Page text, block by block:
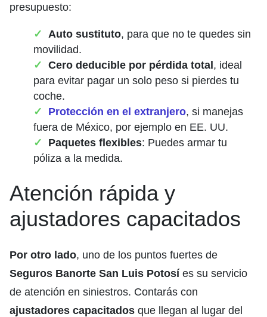
presupuesto:
Auto sustituto, para que no te quedes sin
movilidad.
Cero deducible por pérdida total, ideal
para evitar pagar un solo peso si pierdes tu
coche.
Protección en el extranjero, si manejas
fuera de México, por ejemplo en EE. UU.
Paquetes flexibles: Puedes armar tu
póliza a la medida.
Atención rápida y
ajustadores capacitados
Por otro lado, uno de los puntos fuertes de
Seguros Banorte San Luis Potosíes su servicio
de atención en siniestros. Contarás con
ajustadores capacitados que llegan al lugar del